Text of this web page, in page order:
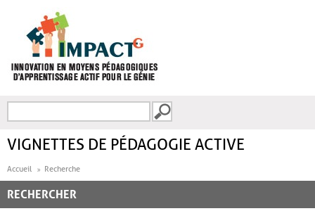
FORMULAIRE DE
VIGNETTES DE PÉDAGOGIE ACTIVE
Accueil Recherche
RECHERCHER